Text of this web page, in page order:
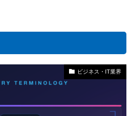
ビジネス・IT業界